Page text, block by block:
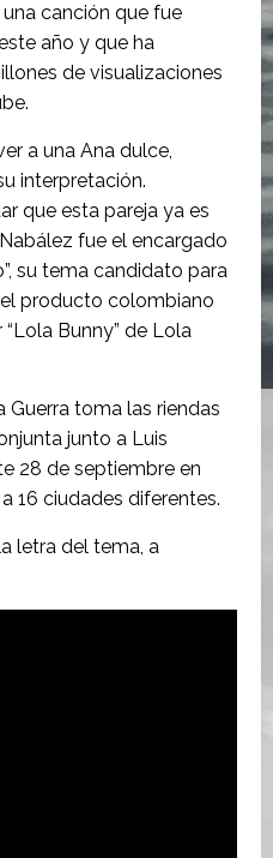
una canción que fue
año y que ha
de visualizaciones
a una Ana dulce,
interpretación.
que esta pareja ya es
fue el encargado
su tema candidato para
el producto colombiano
Bunny” de Lola
toma las riendas
junto a Luis
28 de septiembre en
16 ciudades diferentes.
letra del tema, a